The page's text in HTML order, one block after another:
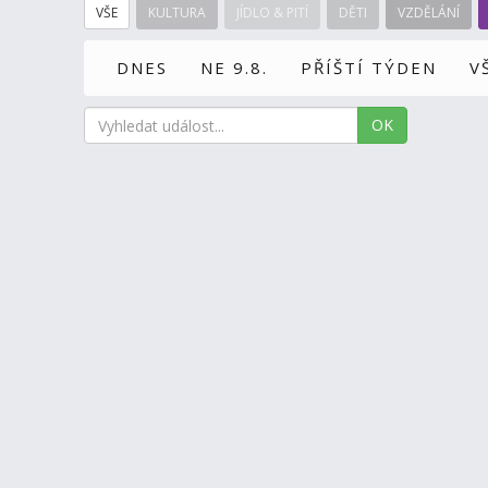
VŠE KULTURA JÍDLO & PITÍ DĚTI VZDĚLÁNÍ
DNES NE 9.8. PŘÍŠTÍ TÝDEN
OK